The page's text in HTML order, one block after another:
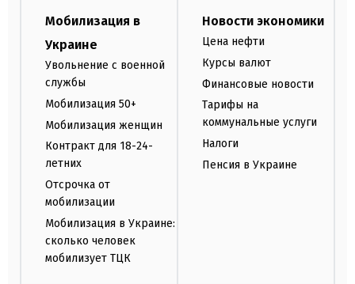
Мобилизация в
Украине
Увольнение с военной
службы
Мобилизация 50+
Мобилизация женщин
Контракт для 18-24-
летних
Отсрочка от
мобилизации
Мобилизация в Украине:
сколько человек
мобилизует ТЦК
Новости экономики
Цена нефти
Курсы валют
Финансовые новости
Тарифы на
коммунальные услуги
Налоги
Пенсия в Украине